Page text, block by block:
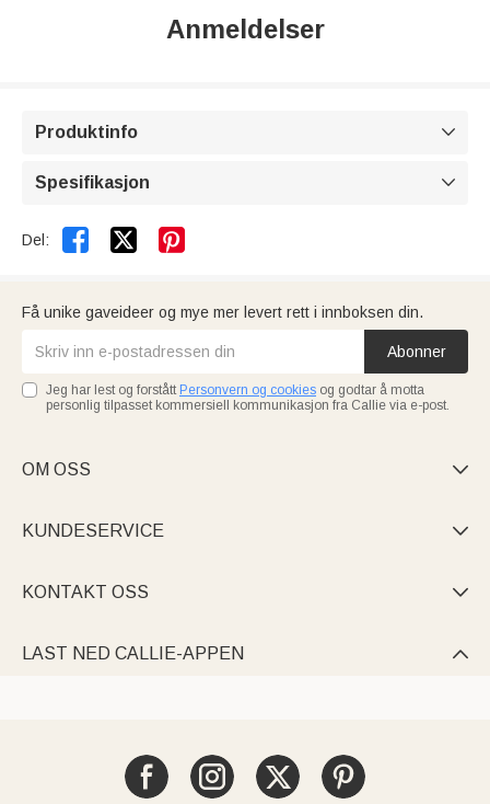
Anmeldelser
Produktinfo 
Spesifikasjon 
Del:  
Få unike gaveideer og mye mer levert rett i innboksen din.
Abonner
Jeg har lest og forstått Personvern og cookies og godtar å motta
personlig tilpasset kommersiell kommunikasjon fra Callie via e-post.
OM OSS 
KUNDESERVICE 
KONTAKT OSS 
LAST NED CALLIE-APPEN 